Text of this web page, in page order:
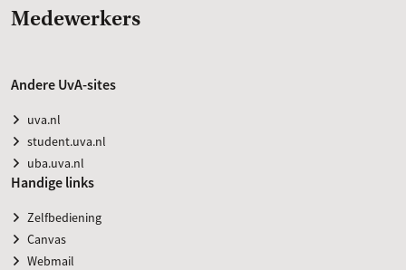
Medewerkers
Andere UvA-sites
uva.nl
student.uva.nl
uba.uva.nl
Handige links
Zelfbediening
Canvas
Webmail